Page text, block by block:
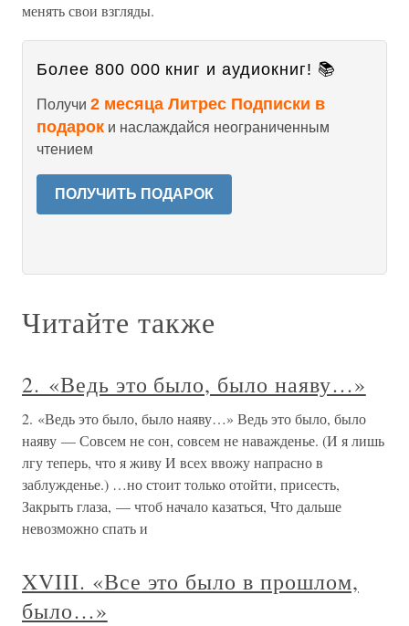
менять свои взгляды.
Более 800 000 книг и аудиокниг! 📚
Получи 2 месяца Литрес Подписки в
подарок и наслаждайся неограниченным
чтением
ПОЛУЧИТЬ ПОДАРОК
Читайте также
2. «Ведь это было, было наяву…»
2. «Ведь это было, было наяву…» Ведь это было, было
наяву — Совсем не сон, совсем не наважденье. (И я лишь
лгу теперь, что я живу И всех ввожу напрасно в
заблужденье.) …но стоит только отойти, присесть,
Закрыть глаза, — чтоб начало казаться, Что дальше
невозможно спать и
XVIII. «Все это было в прошлом,
было…»